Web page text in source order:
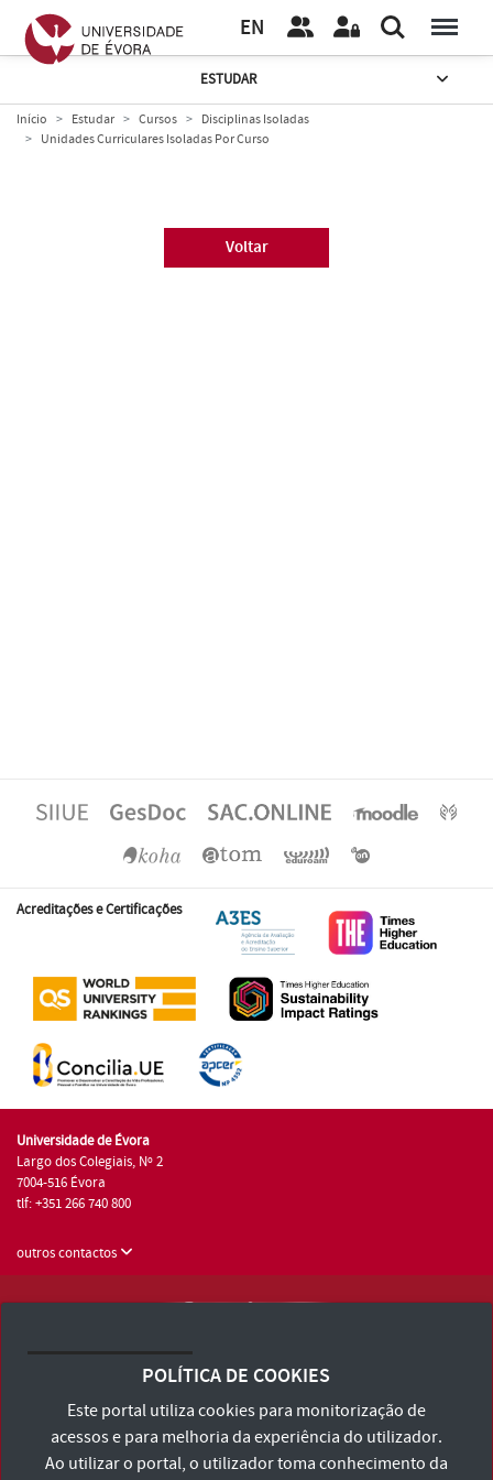
EN
ESTUDAR
Início Estudar Cursos
Disciplinas Isoladas
Unidades Curriculares Isoladas Por Curso
Voltar
Acreditações e Certificações
Universidade de Évora
Largo dos Colegiais, Nº 2
7004-516 Évora
tlf: +351 266 740 800
outros contactos
Consulte os Termos e Condições e Política de Privacidade
Declaração de Acessibilidade
POLÍTICA DE COOKIES
Este portal utiliza cookies para monitorização de
acessos e para melhoria da experiência do utilizador.
Ao utilizar o portal, o utilizador toma conhecimento da